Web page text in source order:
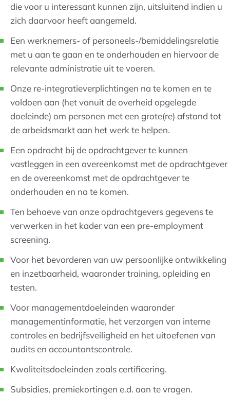
die voor u interessant kunnen zijn, uitsluitend indien u
zich daarvoor heeft aangemeld.
Een werknemers- of personeels-/bemiddelingsrelatie
met u aan te gaan en te onderhouden en hiervoor de
relevante administratie uit te voeren.
Onze re-integratieverplichtingen na te komen en te
voldoen aan (het vanuit de overheid opgelegde
doeleinde) om personen met een grote(re) afstand tot
de arbeidsmarkt aan het werk te helpen.
Een opdracht bij de opdrachtgever te kunnen
vastleggen in een overeenkomst met de opdrachtgever
en de overeenkomst met de opdrachtgever te
onderhouden en na te komen.
Ten behoeve van onze opdrachtgevers gegevens te
verwerken in het kader van een pre-employment
screening.
Voor het bevorderen van uw persoonlijke ontwikkeling
en inzetbaarheid, waaronder training, opleiding en
testen.
Voor managementdoeleinden waaronder
managementinformatie, het verzorgen van interne
controles en bedrijfsveiligheid en het uitoefenen van
audits en accountantscontrole.
Kwaliteitsdoeleinden zoals certificering.
Subsidies, premiekortingen e.d. aan te vragen.